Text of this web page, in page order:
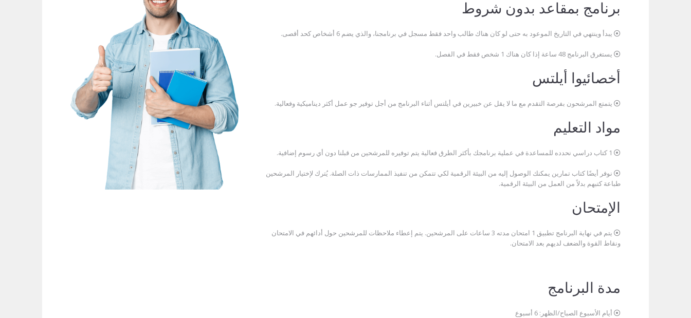
برنامج بمقاعد بدون شروط
يبدأ وينتهي في التاريخ الموعود به حتى لو كان هناك طالب واحد فقط مسجل في برنامجنا، والذي يضم 6 أشخاص كحد أقصى.
يستغرق البرنامج 48 ساعة إذا كان هناك 1 شخص فقط في الفصل.
أخصائيوا أيلتس
يتمتع المرشحون بفرصة التقدم مع ما لا يقل عن خبيرين في أيلتس أثناء البرنامج من أجل توفير جو عمل أكثر ديناميكية وفعالية.
مواد التعليم
نوفر أيضًا كتاب تمارين يمكنك الوصول إليه من البيئة الرقمية لكي تتمكن من تنفيذ الممارسات ذات الصلة. يُترك لإختيار المرشحين
طباعة كتبهم بدلاً من العمل من البيئة الرقمية.
الإمتحان
يتم في نهاية البرنامج تطبيق 1 امتحان مدته 3 ساعات على المرشحين. يتم إعطاء ملاحظات للمرشحين حول أدائهم في الامتحان
ونقاط القوة والضعف لديهم بعد الامتحان.
مدة البرنامج
أيام الأسبوع الصباح/الظهر: 6 أسبوع